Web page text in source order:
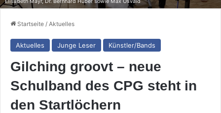
Startseite / Aktuelles
Aktuelles Junge Leser Künstler/Bands
Gilching groovt – neue
Schulband des CPG steht in
den Startlöchern